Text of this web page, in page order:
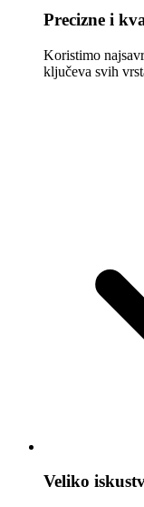
Precizne i
Koristimo
ključeva svih
Veliko